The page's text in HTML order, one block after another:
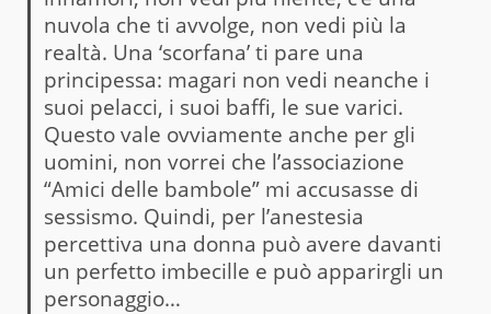
nuvola che ti avvolge, non vedi più la
realtà. Una ‘scorfana’ ti pare una
principessa: magari non vedi neanche i
suoi pelacci, i suoi baffi, le sue varici.
Questo vale ovviamente anche per gli
uomini, non vorrei che l’associazione
“Amici delle bambole” mi accusasse di
sessismo. Quindi, per l’anestesia
percettiva una donna può avere davanti
un perfetto imbecille e può apparirgli un
personaggio…